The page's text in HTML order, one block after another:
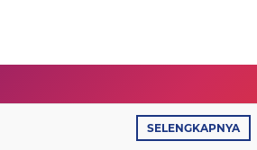
SELENGKAPNYA